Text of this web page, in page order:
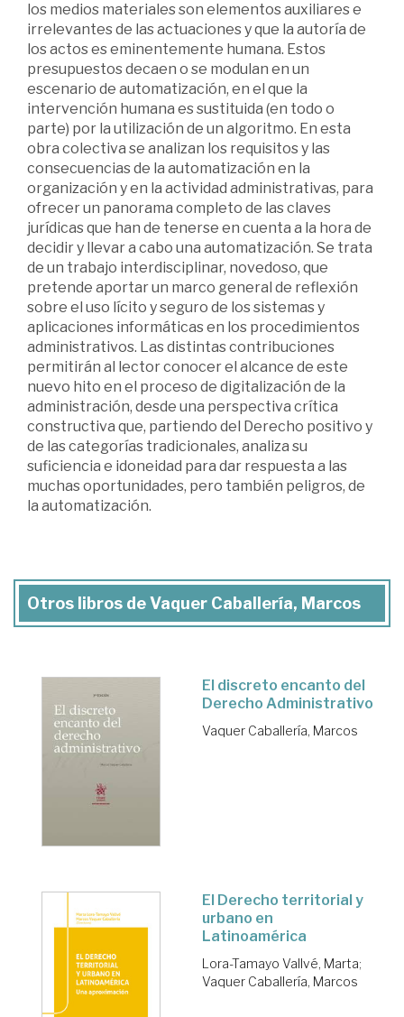
los medios materiales son elementos auxiliares e
irrelevantes de las actuaciones y que la autoría de
los actos es eminentemente humana. Estos
presupuestos decaen o se modulan en un
escenario de automatización, en el que la
intervención humana es sustituida (en todo o
parte) por la utilización de un algoritmo. En esta
obra colectiva se analizan los requisitos y las
consecuencias de la automatización en la
organización y en la actividad administrativas, para
ofrecer un panorama completo de las claves
jurídicas que han de tenerse en cuenta a la hora de
decidir y llevar a cabo una automatización. Se trata
de un trabajo interdisciplinar, novedoso, que
pretende aportar un marco general de reflexión
sobre el uso lícito y seguro de los sistemas y
aplicaciones informáticas en los procedimientos
administrativos. Las distintas contribuciones
permitirán al lector conocer el alcance de este
nuevo hito en el proceso de digitalización de la
administración, desde una perspectiva crítica
constructiva que, partiendo del Derecho positivo y
de las categorías tradicionales, analiza su
suficiencia e idoneidad para dar respuesta a las
muchas oportunidades, pero también peligros, de
la automatización.
Otros libros de Vaquer Caballería, Marcos
El discreto encanto del
Derecho Administrativo
Vaquer Caballería, Marcos
El Derecho territorial y
urbano en
Latinoamérica
Lora-Tamayo Vallvé, Marta;
Vaquer Caballería, Marcos